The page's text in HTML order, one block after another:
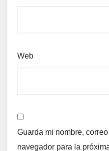
Web
Guarda mi nombre,
navegador para la